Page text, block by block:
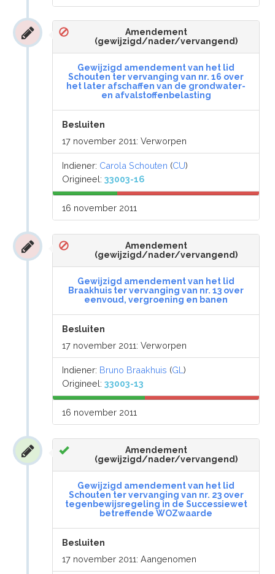
Amendement
(gewijzigd/nader/vervangend)
Gewijzigd amendement van het lid
Schouten ter vervanging van nr. 16 over
het later afschaffen van de grondwater-
en afvalstoffenbelasting
Besluiten
17 november 2011: Verworpen
Indiener: Carola Schouten (CU)
Origineel:33003-16
16 november 2011
Amendement
(gewijzigd/nader/vervangend)
Gewijzigd amendement van het lid
Braakhuis ter vervanging van nr. 13 over
eenvoud, vergroening en banen
Besluiten
17 november 2011: Verworpen
Indiener: Bruno Braakhuis (GL)
Origineel:33003-13
16 november 2011
Amendement
(gewijzigd/nader/vervangend)
Gewijzigd amendement van het lid
Schouten ter vervanging van nr. 23 over
tegenbewijsregeling in de Successiewet
betreffende WOZwaarde
Besluiten
17 november 2011: Aangenomen